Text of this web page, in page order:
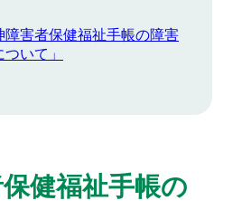
障害者保健福祉手帳の障害
いて」
健福祉手帳の